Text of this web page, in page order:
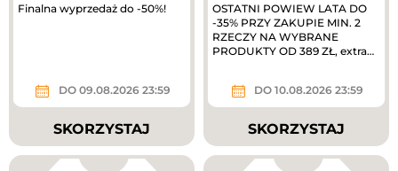
Finalna wyprzedaż do -50%!
DO 09.08.2026 23:59
SKORZYSTAJ
OSTATNI POWIEW LATA DO
-35% PRZY ZAKUPIE MIN. 2
RZECZY NA WYBRANE
PRODUKTY OD 389 ZŁ, extra
DO 10.08.2026 23:59
SKORZYSTAJ